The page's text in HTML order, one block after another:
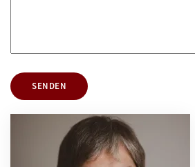
SENDEN